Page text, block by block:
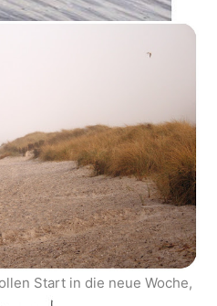
Start in die neue Woche,